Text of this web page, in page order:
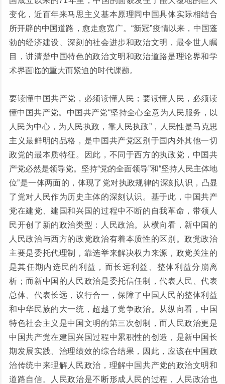
变化，近百年来马思主义基本原理同中国具体实际相结合
所开辟的中国道路，愈走愈宽广。“新冠”疫情以来，中国蓬
勃的经济建设、深刻的社会进步和政治文明，最令世人瞩
目，讲清楚中国特色的政治文明和政治道路是理论界和学
术界面临的重大而紧迫的时代课题。
要读懂中国共产党，必须读懂人民；要读懂人民，必须读
懂中国共产党。中国共产党“坚持全心全意为人民服务，以
人民为中心，为人民执政，靠人民执政”，人民性是马克思
主义最鲜明的品格，是中国共产党区别于国内外其他一切
政党的最本质特征。因此，不同于西方的执政党，中国共
产党必然是领导党。坚持“党的全面领导”和“坚持人民主体地
位”是一体两面的，体现了党对执政规律的深刻认识，凸显
了党对人民作为历史主体的深刻认识。基于此，中国共产
党在建党、建国和兴国的过程中不断的自我革命，带领人
民开创了新的政治类型：人民政治。从横向看，新中国的
人民政治与西方的政党政治有着本质性的区别。政党政治
主要是委托代理制，靠选举来解决权力来源，政党关注的
是其任期内选民的利益，而长远利益、整体利益分崩离
析；而新中国的人民政治是委托信任制，代表人民、代表
总体、代表长远，议行合一，保障了中国人民的整体利益
和中华民族的大一统，超越了党争政治。从纵向看，中国
特色社会主义是中国文明的第三次创制，而人民政治更是
中国共产党在建国兴国过程中累积性的创造，是新中国长
期发展实践、治理绩效的综合结果，因此，应该在中国政
治传统中来理解人民政治，理解中国共产党的政治文明和
道路自信。人民政治是不断形成人民的过程，人民政治也